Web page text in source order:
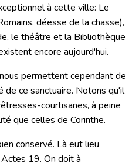
à cette ville: Le
déesse de la chasse),
le théâtre et la Bibliothèque
encore aujourd'hui.
permettent cependant de
de ce sanctuaire. Notons qu'il
courtisanes, à peine
que celles de Corinthe.
conservé. Là eut lieu
19. On doit à